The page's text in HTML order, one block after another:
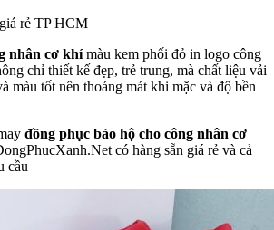
rẻ TP HCM
nhân cơ khímàu kem phối đỏ in logo công
chỉ thiết kế đẹp, trẻ trung, mà chất liệu vải
màu tốt nên thoáng mát khi mặc và độ bền
đồng phục bảo hộ cho công nhân cơ
có hàng sẵn giá rẻ và cả
cầu